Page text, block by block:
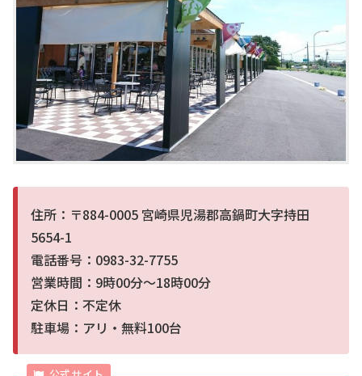
住所：〒884-0005 宮崎県児湯郡高鍋町大字持田
5654-1
電話番号：0983-32-7755
営業時間：9時00分～18時00分
定休日：不定休
駐車場：アリ・無料100台